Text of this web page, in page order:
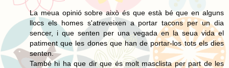
La meua opinió sobre això és que està bé que en alguns
llocs els homes s'atreveixen a portar tacons per un dia
sencer, i que senten per una vegada en la seua vida el
patiment que les dones que han de portar-los tots els dies
senten.
També hi ha que dir que és molt masclista per part de les